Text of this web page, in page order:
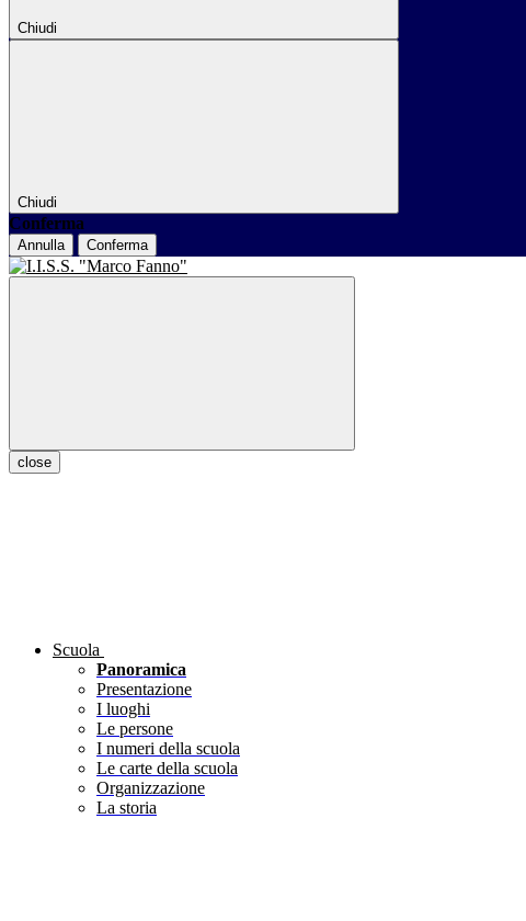
Chiudi
Chiudi
Conferma
Annulla Conferma
close
Scuola
Panoramica
Presentazione
I luoghi
Le persone
I numeri della scuola
Le carte della scuola
Organizzazione
La storia